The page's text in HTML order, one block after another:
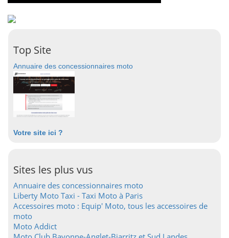
Top Site
Annuaire des concessionnaires moto
Votre site ici ?
Sites les plus vus
Annuaire des concessionnaires moto
Liberty Moto Taxi - Taxi Moto à Paris
Accessoires moto : Equip' Moto, tous les accessoires de
moto
Moto Addict